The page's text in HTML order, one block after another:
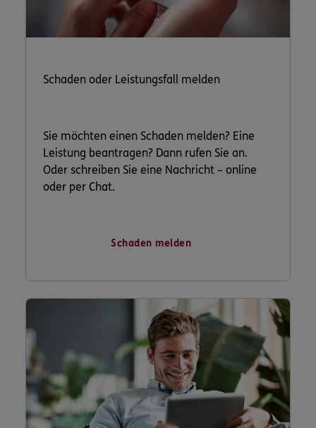
Schaden oder Leistungsfall melden
Sie möchten einen Schaden melden? Eine
Leistung beantragen? Dann rufen Sie an.
Oder schreiben Sie eine Nachricht – online
oder per Chat.
Schaden melden